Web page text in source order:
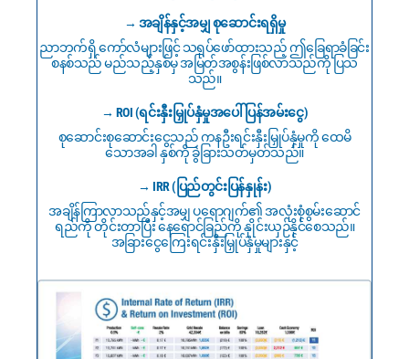
→ အချိန်နှင့်အမျှ စုဆောင်းရရှိမှု
ညာဘက်ရှိ ကော်လံများဖြင့် သရုပ်ဖော်ထားသည့် ဤခြေရာခံခြင်း
စနစ်သည် မည်သည့်နှစ်မှ အမြတ်အစွန်းဖြစ်လာသည်ကို ပြသ
သည်။
→ ROI (ရင်းနှီးမြှုပ်နှံမှုအပေါ် ပြန်အမ်းငွေ)
စုဆောင်းစုဆောင်းငွေသည် ကနဦးရင်းနှီးမြှုပ်နှံမှုကို ထေမိ
သောအခါ နှစ်ကို ခွဲခြားသတ်မှတ်သည်။
→ IRR (ပြည်တွင်းပြန်နှုန်း)
အချိန်ကြာလာသည်နှင့်အမျှ ပရောဂျက်၏ အလုံးစုံစွမ်းဆောင်
ရည်ကို တိုင်းတာပြီး နေရောင်ခြည်ကို နှိုင်းယှဉ်နိုင်စေသည်။
အခြားငွေကြေးရင်းနှီးမြှုပ်နှံမှုများနှင့်